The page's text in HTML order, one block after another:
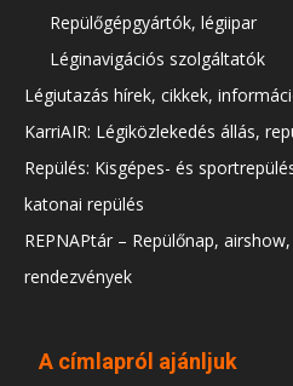
Repülőgépgyártók, légiipar
Léginavigációs szolgáltatók
Légiutazás hírek, cikkek,
KarriAIR: Légiközlekedés állás,
Repülés: Kisgépes- és
katonai repülés
REPNAPtár – Repülőnap,
rendezvények
A címlapról ajánljuk